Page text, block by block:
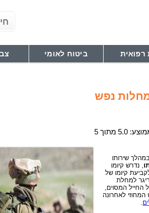
רפואית ביטוח לאומי
נפש
שירותו
, נדרש קיומו
קיומו של
למחלת
החייל המסוים,
לאחרונה
.